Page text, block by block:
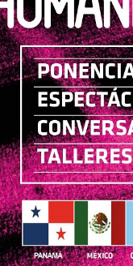
AGOSTO 05, 2026
Consejo
la